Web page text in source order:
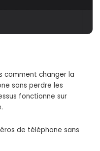
comment changer la
sans perdre les
fonctionne sur
de téléphone sans